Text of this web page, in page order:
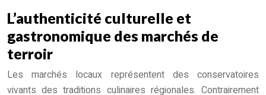
L’authenticité culturelle et
gastronomique des marchés de
terroir
Les marchés locaux représentent des conservatoires
vivants des traditions culinaires régionales. Contrairement